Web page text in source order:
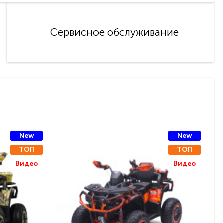
Сервисное обслуживание
New
ТОП
Видео
New
ТОП
Видео